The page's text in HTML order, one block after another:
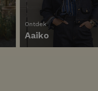
Ontdek
Aaiko